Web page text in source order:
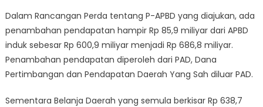
Dalam Rancangan Perda tentang P-APBD yang diajukan, ada
penambahan pendapatan hampir Rp 85,9 miliyar dari APBD
induk sebesar Rp 600,9 miliyar menjadi Rp 686,8 miliyar.
Penambahan pendapatan diperoleh dari PAD, Dana
Pertimbangan dan Pendapatan Daerah Yang Sah diluar PAD.
Sementara Belanja Daerah yang semula berkisar Rp 638,7